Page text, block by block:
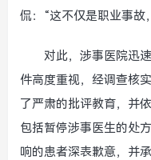
侃：“这不仅是职业事故
对此，涉事医院迅
件高度重视，经调查核
了严肃的批评教育，并
包括暂停涉事医生的处
响的患者深表歉意，并